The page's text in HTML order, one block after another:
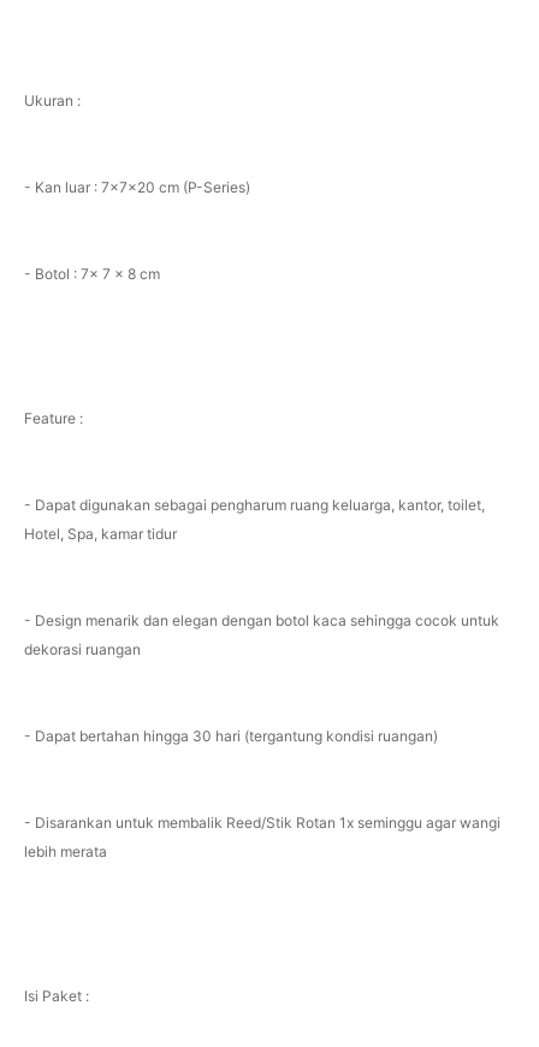
Ukuran :
- Kan luar : 7x7x20 cm (P-Series)
- Botol : 7x 7 x 8 cm
Feature :
- Dapat digunakan sebagai pengharum ruang keluarga, kantor, toilet,
Hotel, Spa, kamar tidur
- Design menarik dan elegan dengan botol kaca sehingga cocok untuk
dekorasi ruangan
- Dapat bertahan hingga 30 hari (tergantung kondisi ruangan)
- Disarankan untuk membalik Reed/Stik Rotan 1x seminggu agar wangi
lebih merata
Isi Paket :